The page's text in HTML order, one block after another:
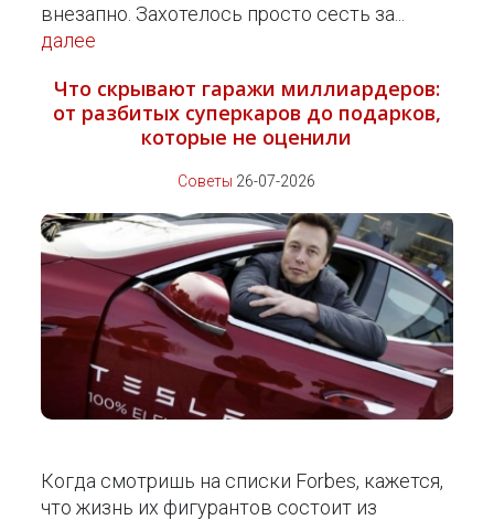
внезапно. Захотелось просто сесть за...
далее
Что скрывают гаражи миллиардеров:
от разбитых суперкаров до подарков,
которые не оценили
Советы 26-07-2026
Когда смотришь на списки Forbes, кажется,
что жизнь их фигурантов состоит из